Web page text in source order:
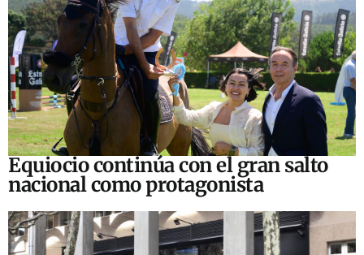
Equiocio continúa con el gran salto
nacional como protagonista